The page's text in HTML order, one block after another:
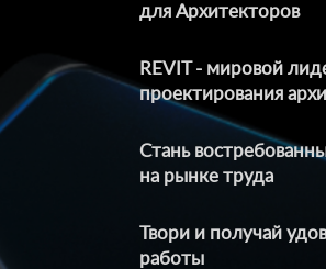
для Архитекторов
REVIT - мировой
проектирования
Стань
на рынке труда
Твори и получай
работы